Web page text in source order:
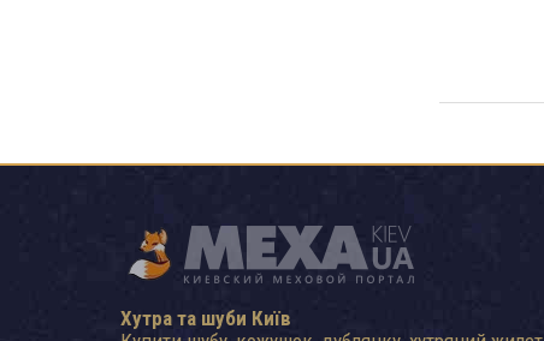
Хутра та шуби Київ